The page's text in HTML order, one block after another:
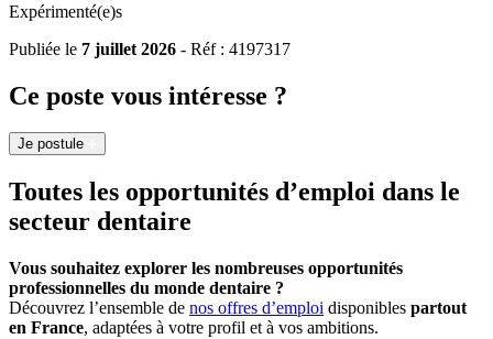
Expérimenté(e)s
Publiée le 7 juillet 2026 - Réf : 4197317
Ce poste vous intéresse ?
Je postule
Toutes les opportunités d’emploi dans le
secteur dentaire
Vous souhaitez explorer les nombreuses opportunités
professionnelles du monde dentaire ?
Découvrez l’ensemble de nos offres d’emploi disponibles partout
en France, adaptées à votre profil et à vos ambitions.